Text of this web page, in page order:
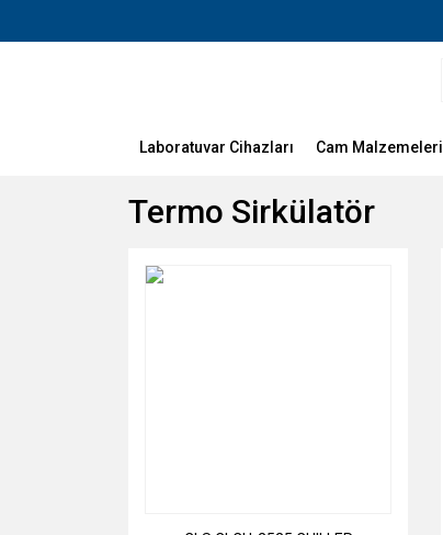
Laboratuvar Cihazları Cam Malzemeleri
Termo Sirkülatör